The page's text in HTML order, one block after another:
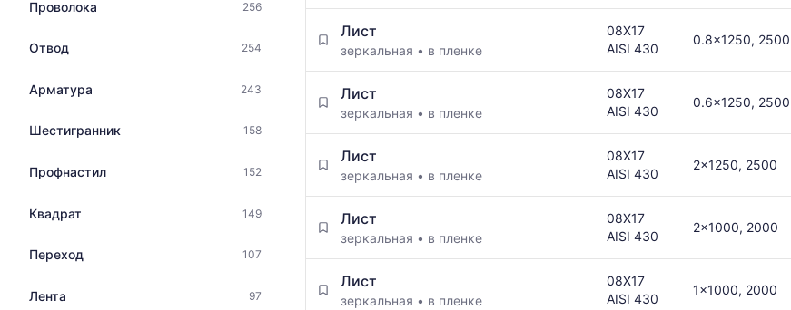
Проволока 256
Отвод 254
Арматура 243
Шестигранник 158
Профнастил 152
Квадрат 149
Переход 107
Лента 97
предложениям
обновляется
обновления
прайс-
листов.
Лист
зеркальная • в пленке
08Х17
AISI 430
0.8x1250, 2500
Лист
зеркальная • в пленке
08Х17
AISI 430
0.6x1250, 2500
Лист
зеркальная • в пленке
08Х17
AISI 430
2x1250, 2500
Лист
зеркальная • в пленке
08Х17
AISI 430
2x1000, 2000
Лист
зеркальная • в пленке
08Х17
AISI 430
1x1000, 2000